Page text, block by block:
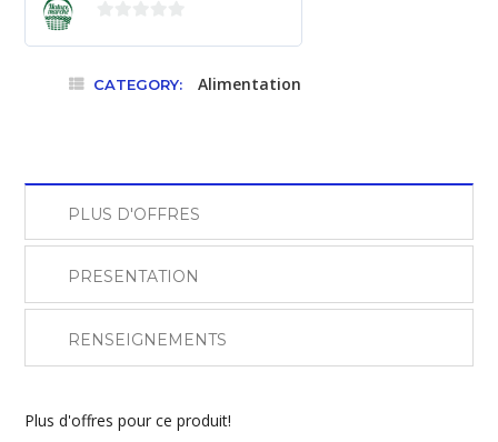
5
CATEGORY: Alimentation
PLUS D'OFFRES
PRESENTATION
RENSEIGNEMENTS
Plus d'offres pour ce produit!